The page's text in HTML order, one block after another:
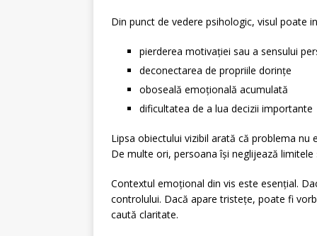
Din punct de vedere psihologic, visul poate
pierderea motivației sau a sensului
deconectarea de propriile dorințe
oboseală emoțională acumulată
dificultatea de a lua decizii importante
Lipsa obiectului vizibil arată că problema
De multe ori, persoana își neglijează
Contextul emoțional din vis este esențial.
controlului. Dacă apare tristețe, poate fi
caută claritate.